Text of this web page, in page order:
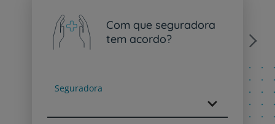
Com que seguradora
tem acordo?
Seguradora
Next